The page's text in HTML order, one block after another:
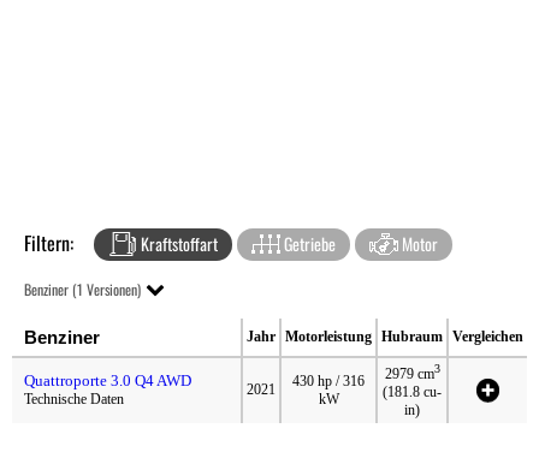
Filtern: Kraftstoffart Getriebe Motor
Benziner (1 Versionen)
Benziner Jahr Motorleistung Hubraum Vergleichen
Quattroporte 3.0 Q4 AWD
Technische Daten
2021
430 hp / 316
kW
2979 cm3
(181.8 cu-
in)